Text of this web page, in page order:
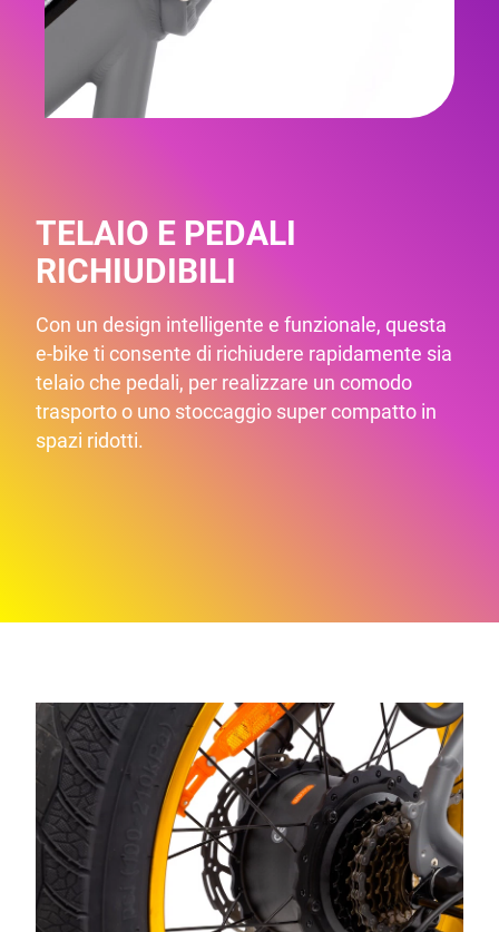
TELAIO E PEDALI
RICHIUDIBILI
Con un design intelligente e funzionale, questa
e-bike ti consente di richiudere rapidamente sia
telaio che pedali, per realizzare un comodo
trasporto o uno stoccaggio super compatto in
spazi ridotti.